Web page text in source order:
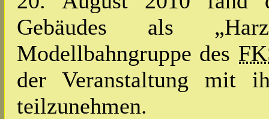
Gebäudes als
Modellbahngruppe des
der Veranstaltung mit
teilzunehmen.